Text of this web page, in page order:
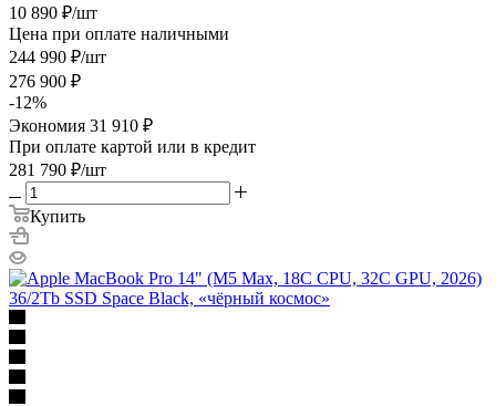
10 890 ₽/шт
Цена при оплате наличными
244 990 ₽/шт
276 900 ₽
-12%
Экономия 31 910 ₽
При оплате картой или в кредит
281 790 ₽/шт
Купить